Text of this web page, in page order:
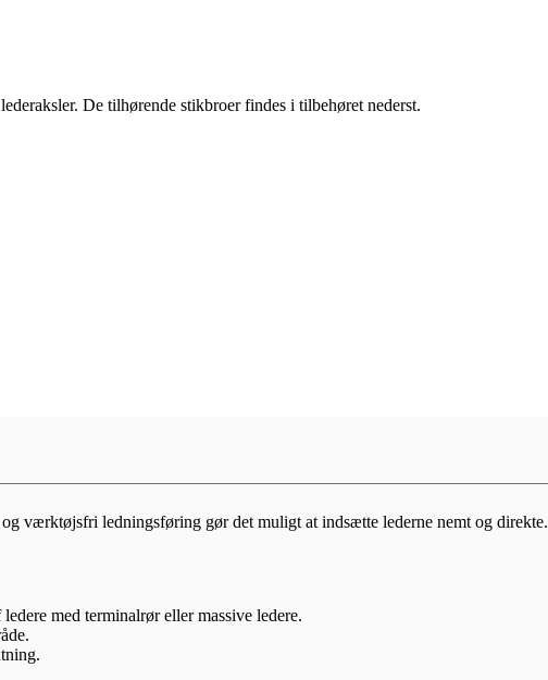
De tilhørende stikbroer findes i tilbehøret nederst.
værktøjsfri ledningsføring gør det muligt at indsætte lederne nemt og direkte.
med terminalrør eller massive ledere.